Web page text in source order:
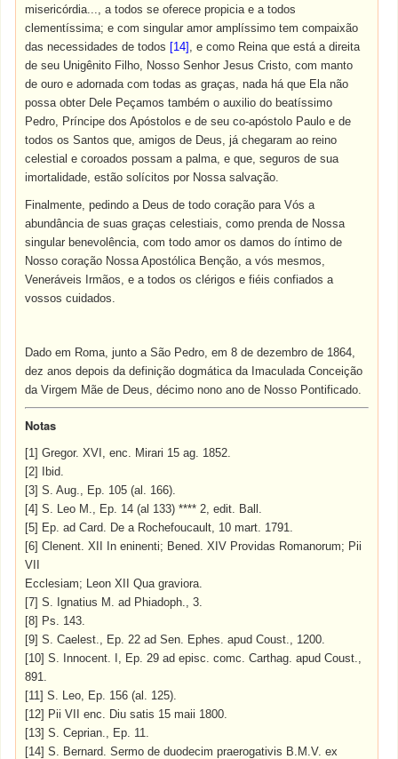
misericórdia..., a todos se oferece propicia e a todos
clementíssima; e com singular amor amplíssimo tem compaixão
das necessidades de todos [14] , e como Reina que está a direita
de seu Unigênito Filho, Nosso Senhor Jesus Cristo, com manto
de ouro e adornada com todas as graças, nada há que Ela não
possa obter Dele Peçamos também o auxilio do beatíssimo
Pedro, Príncipe dos Apóstolos e de seu co-apóstolo Paulo e de
todos os Santos que, amigos de Deus, já chegaram ao reino
celestial e coroados possam a palma, e que, seguros de sua
imortalidade, estão solícitos por Nossa salvação.
Finalmente, pedindo a Deus de todo coração para Vós a
abundância de suas graças celestiais, como prenda de Nossa
singular benevolência, com todo amor os damos do íntimo de
Nosso coração Nossa Apostólica Benção, a vós mesmos,
Veneráveis Irmãos, e a todos os clérigos e fiéis confiados a
vossos cuidados.
Dado em Roma, junto a São Pedro, em 8 de dezembro de 1864,
dez anos depois da definição dogmática da Imaculada Conceição
da Virgem Mãe de Deus, décimo nono ano de Nosso Pontificado.
Notas
[1] Gregor. XVI, enc. Mirari 15 ag. 1852.
[2] Ibid.
[3] S. Aug., Ep. 105 (al. 166).
[4] S. Leo M., Ep. 14 (al 133) **** 2, edit. Ball.
[5] Ep. ad Card. De a Rochefoucault, 10 mart. 1791.
[6] Clenent. XII In eninenti; Bened. XIV Providas Romanorum; Pii
VII
Ecclesiam; Leon XII Qua graviora.
[7] S. Ignatius M. ad Phiadoph., 3.
[8] Ps. 143.
[9] S. Caelest., Ep. 22 ad Sen. Ephes. apud Coust., 1200.
[10] S. Innocent. I, Ep. 29 ad episc. comc. Carthag. apud Coust.,
891.
[11] S. Leo, Ep. 156 (al. 125).
[12] Pii VII enc. Diu satis 15 maii 1800.
[13] S. Ceprian., Ep. 11.
[14] S. Bernard. Sermo de duodecim praerogativis B.M.V. ex